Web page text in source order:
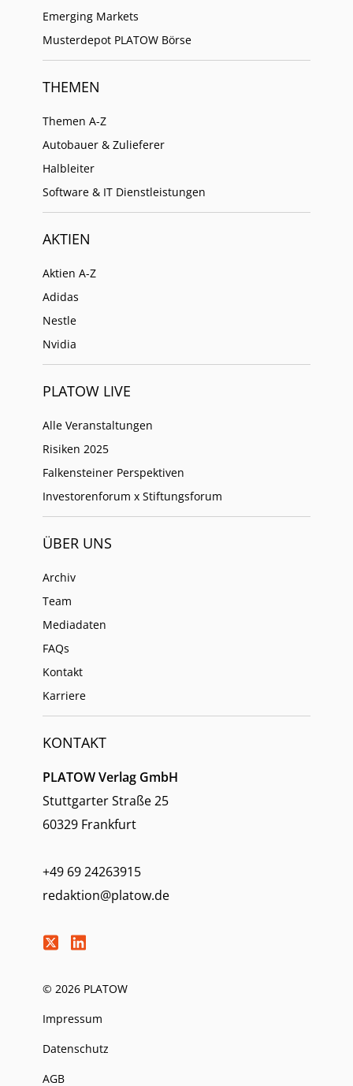
Emerging Markets
Musterdepot PLATOW Börse
THEMEN
Themen A-Z
Autobauer & Zulieferer
Halbleiter
Software & IT Dienstleistungen
AKTIEN
Aktien A-Z
Adidas
Nestle
Nvidia
PLATOW LIVE
Alle Veranstaltungen
Risiken 2025
Falkensteiner Perspektiven
Investorenforum x Stiftungsforum
ÜBER UNS
Archiv
Team
Mediadaten
FAQs
Kontakt
Karriere
KONTAKT
PLATOW Verlag GmbH
Stuttgarter Straße 25
60329 Frankfurt
+49 69 24263915
redaktion@platow.de
© 2026 PLATOW
Impressum
Datenschutz
AGB